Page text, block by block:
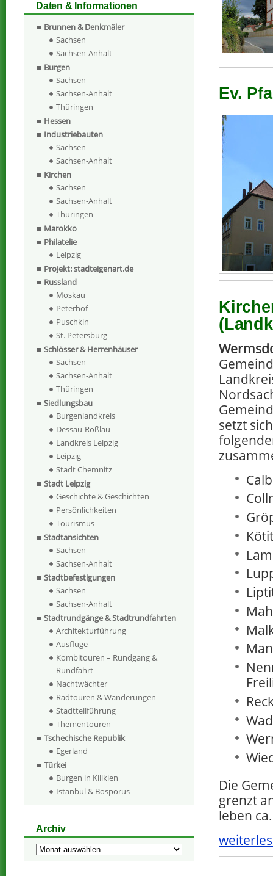
Ev.
setzt
Die
grenzt
leben
Daten & Informationen
Brunnen & Denkmäler
Sachsen
Sachsen-Anhalt
Burgen
Sachsen
Sachsen-Anhalt
Thüringen
Hessen
Industriebauten
Sachsen
Sachsen-Anhalt
Kirchen
Sachsen
Sachsen-Anhalt
Thüringen
Marokko
Philatelie
Leipzig
Projekt: stadteigenart.de
Russland
Moskau
Peterhof
Puschkin
St. Petersburg
Schlösser & Herrenhäuser
Sachsen
Sachsen-Anhalt
Thüringen
Siedlungsbau
Burgenlandkreis
Dessau-Roßlau
Landkreis Leipzig
Leipzig
Stadt Chemnitz
Stadt Leipzig
Geschichte & Geschichten
Persönlichkeiten
Tourismus
Stadtansichten
Sachsen
Sachsen-Anhalt
Stadtbefestigungen
Sachsen
Sachsen-Anhalt
Stadtrundgänge & Stadtrundfahrten
Architekturführung
Ausflüge
Kombitouren – Rundgang &
Rundfahrt
Nachtwächter
Radtouren & Wanderungen
Stadtteilführung
Thementouren
Tschechische Republik
Egerland
Türkei
Burgen in Kilikien
Istanbul & Bosporus
Archiv
Archiv